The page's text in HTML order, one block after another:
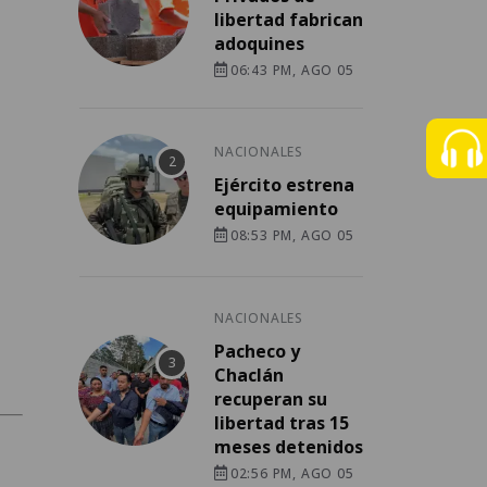
libertad fabrican
adoquines
06:43 PM, AGO 05
NACIONALES
Ejército estrena
equipamiento
08:53 PM, AGO 05
NACIONALES
Pacheco y
Chaclán
recuperan su
libertad tras 15
meses detenidos
02:56 PM, AGO 05